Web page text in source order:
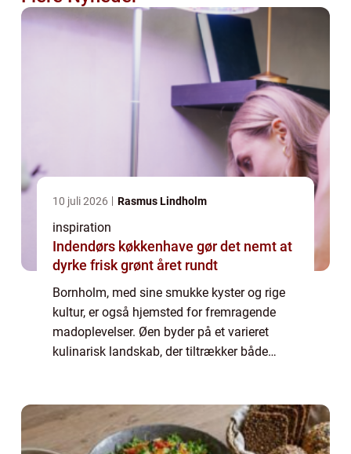
10 juli 2026 Rasmus Lindholm
inspiration
Indendørs køkkenhave gør det nemt at
dyrke frisk grønt året rundt
Bornholm, med sine smukke kyster og rige
kultur, er også hjemsted for fremragende
madoplevelser. Øen byder på et varieret
kulinarisk landskab, der tiltrækker både